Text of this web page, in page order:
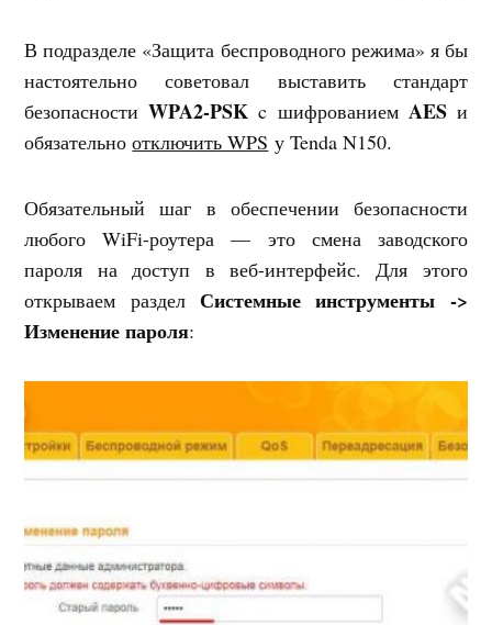
В подразделе «Защита беспроводного режима» я бы
настоятельно советовал выставить стандарт
безопасностиWPA2-PSK c шифрованием AESи
обязательноотключить WPS у Tenda N150.
Обязательный шаг в обеспечении безопасности
любого WiFi-роутера — это смена заводского
пароля на доступ в веб-интерфейс. Для этого
открываем раздел Системные инструменты ->
Изменение пароля: